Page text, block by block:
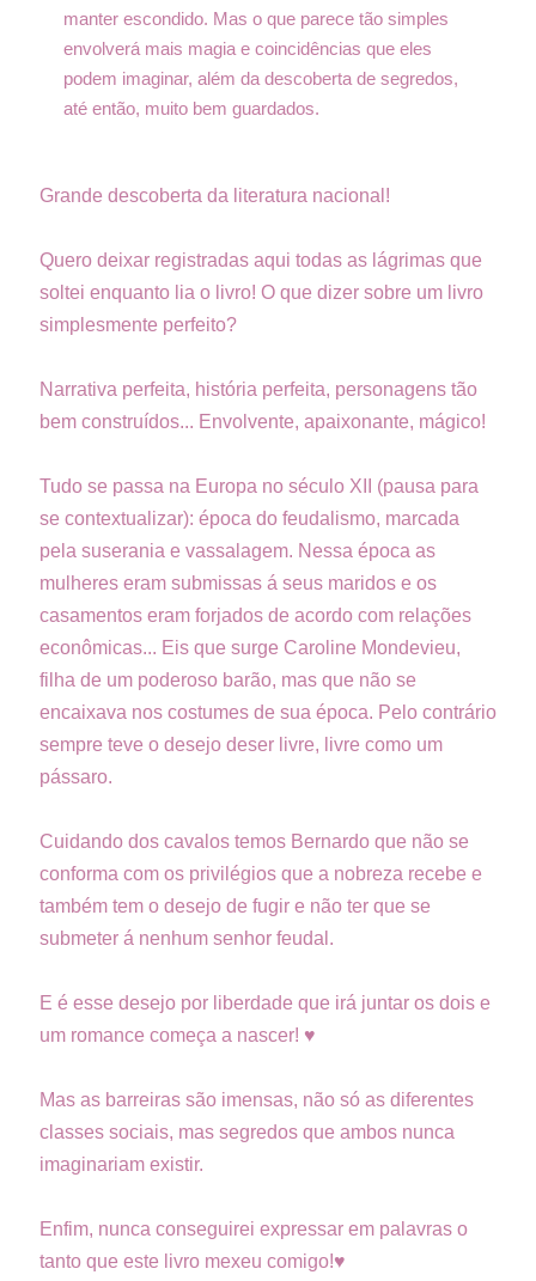
manter escondido. Mas o que parece tão simples
envolverá mais magia e coincidências que eles
podem imaginar, além da descoberta de segredos,
até então, muito bem guardados.
Grande descoberta da literatura nacional!
Quero deixar registradas aqui todas as lágrimas que
soltei enquanto lia o livro! O que dizer sobre um livro
simplesmente perfeito?
Narrativa perfeita, história perfeita, personagens tão
bem construídos... Envolvente, apaixonante, mágico!
Tudo se passa na Europa no século XII (pausa para
se contextualizar): época do feudalismo, marcada
pela suserania e vassalagem. Nessa época as
mulheres eram submissas á seus maridos e os
casamentos eram forjados de acordo com relações
econômicas... Eis que surge Caroline Mondevieu,
filha de um poderoso barão, mas que não se
encaixava nos costumes de sua época. Pelo contrário
sempre teve o desejo deser livre, livre como um
pássaro.
Cuidando dos cavalos temos Bernardo que não se
conforma com os privilégios que a nobreza recebe e
também tem o desejo de fugir e não ter que se
submeter á nenhum senhor feudal.
E é esse desejo por liberdade que irá juntar os dois e
um romance começa a nascer! ♥
Mas as barreiras são imensas, não só as diferentes
classes sociais, mas segredos que ambos nunca
imaginariam existir.
Enfim, nunca conseguirei expressar em palavras o
tanto que este livro mexeu comigo!♥